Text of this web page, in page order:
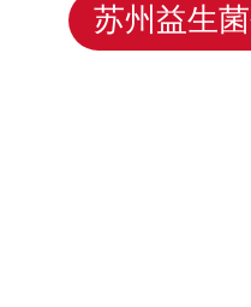
苏州益生